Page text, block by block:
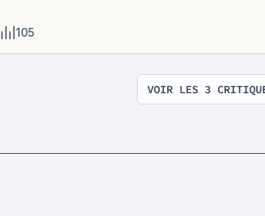
105
VOIR LES 3